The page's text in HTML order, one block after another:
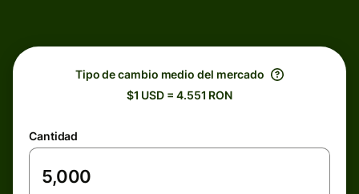
Tipo de cambio medio del mercado
$1 USD = 4.551 RON
Cantidad